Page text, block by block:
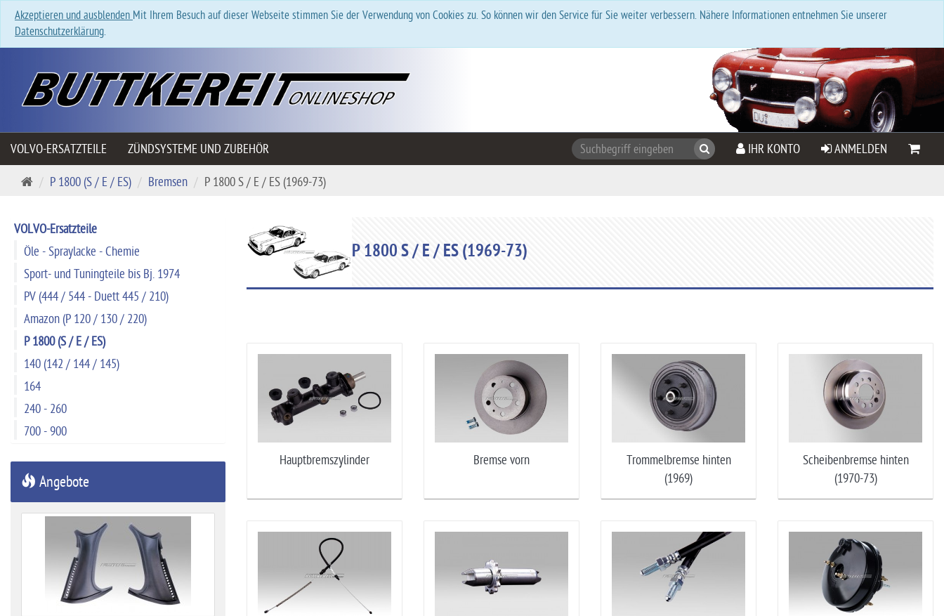
Akzeptieren und ausblenden Mit Ihrem Besuch auf dieser Webseite stimmen Sie der Verwendung von Cookies zu. So können wir den Service für Sie weiter verbessern. Nähere Informationen entnehmen Sie unserer
Datenschutzerklärung.
VOLVO-ERSATZTEILE ZÜNDSYSTEME UND ZUBEHÖR IHR KONTO ANMELDEN
Suchen
Startseite
P 1800 (S / E / ES) Bremsen P 1800 S / E / ES (1969-73)
P 1800 S / E / ES (1969-73)
Hauptbremszylinder Bremse vorn
Trommelbremse hinten
(1969)
Scheibenbremse hinten
(1970-73)
VOLVO-Ersatzteile
Öle - Spraylacke - Chemie
Sport- und Tuningteile bis Bj. 1974
PV (444 / 544 - Duett 445 / 210)
Amazon (P 120 / 130 / 220)
P 1800 (S / E / ES)
140 (142 / 144 / 145)
164
240 - 260
700 - 900
Angebote